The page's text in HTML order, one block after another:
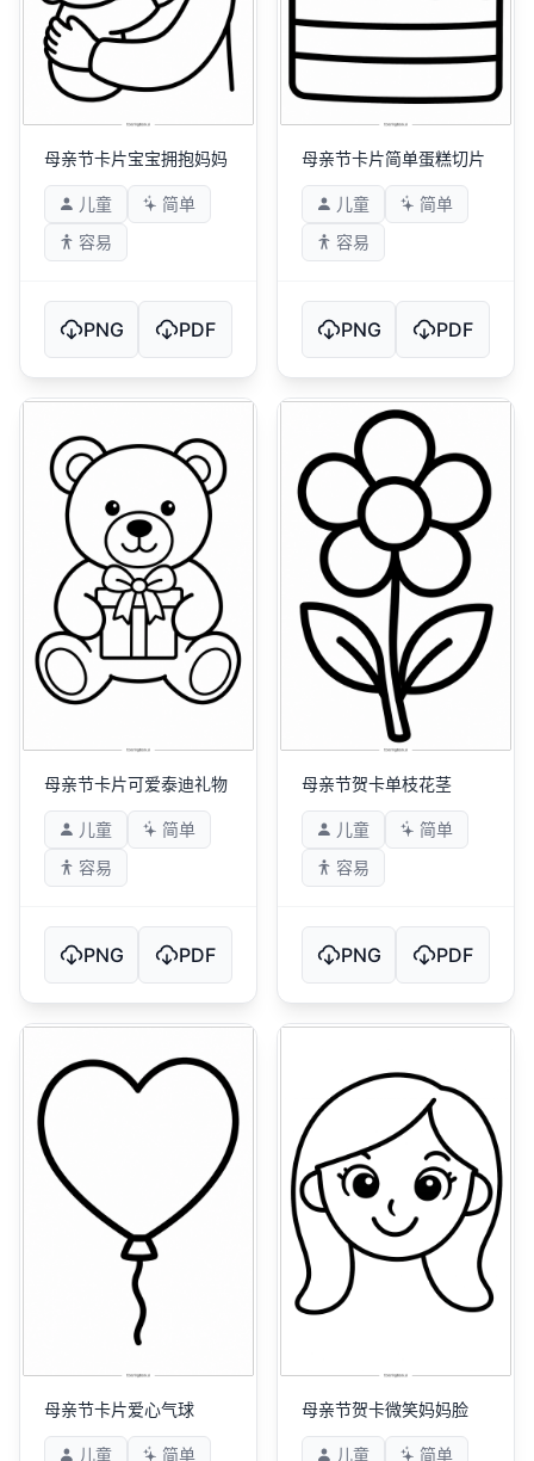
母亲节卡片宝宝拥抱妈妈
儿童
简单
容易
PNG PDF
母亲节卡片简单蛋糕切片
儿童
简单
容易
PNG PDF
母亲节卡片可爱泰迪礼物
儿童
简单
容易
PNG PDF
母亲节贺卡单枝花茎
儿童
简单
容易
PNG PDF
母亲节卡片爱心气球
儿童 简单
母亲节贺卡微笑妈妈脸
儿童 简单